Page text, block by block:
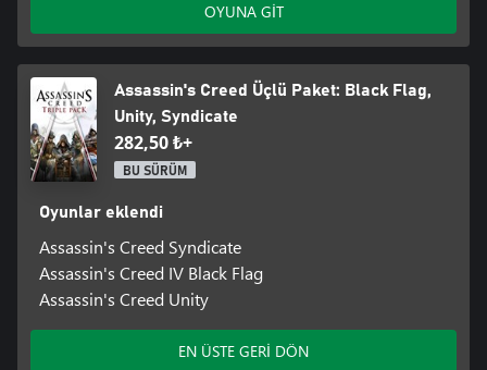
OYUNA GİT
Assassin's Creed Üçlü Paket: Black Flag,
Unity, Syndicate
282,50 ₺+
BU SÜRÜM
Oyunlar eklendi
Assassin's Creed Syndicate
Assassin's Creed IV Black Flag
Assassin's Creed Unity
EN ÜSTE GERİ DÖN